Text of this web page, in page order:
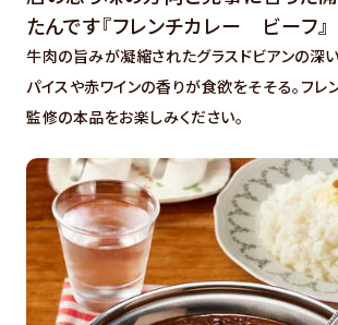
たんです『フレンチカレー ビーフ』
牛肉の旨みが凝縮されたグラスドビアンの深
パイスや赤ワインの香りが食欲をそそる。フレ
監修の本品をお楽しみください。